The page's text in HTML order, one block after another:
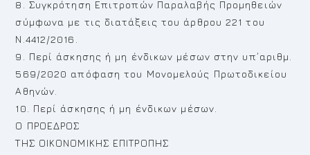
8. Συγκρότηση Επιτροπών Παραλαβής Προμηθειών
σύμφωνα με τις διατάξεις του άρθρου 221 του
Ν.4412/2016.
9. Περί άσκησης ή μη ένδικων μέσων στην υπ΄αριθμ.
569/2020 απόφαση του Μονομελούς Πρωτοδικείου
Αθηνών.
10. Περί άσκησης ή μη ένδικων μέσων.
Ο ΠΡΟΕΔΡΟΣ
ΤΗΣ ΟΙΚΟΝΟΜΙΚΗΣ ΕΠΙΤΡΟΠΗΣ